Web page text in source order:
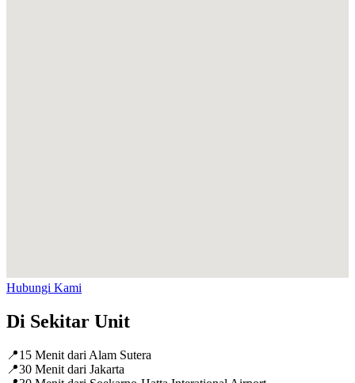
Hubungi Kami
Di Sekitar Unit
📍15 Menit dari Alam Sutera
📍30 Menit dari Jakarta